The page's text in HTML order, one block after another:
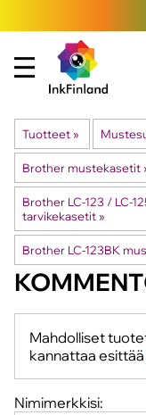
Tuotteet ‪»
Brother mustekasetit
Brother LC-123 / LC-
tarvikekasetit ‪»
Brother LC-123BK
Mahdolliset
kannattaa esittää
Nimimerkkisi: